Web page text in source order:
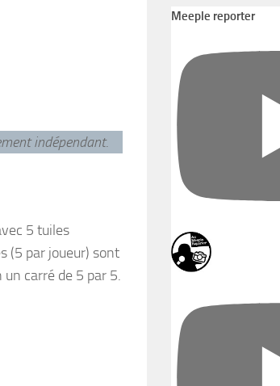
indépendant.
5 tuiles
(5 par joueur) sont
carré de 5 par 5.
Meeple reporter